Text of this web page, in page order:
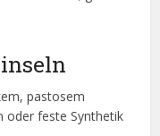
pastosem
oder feste Synthetik